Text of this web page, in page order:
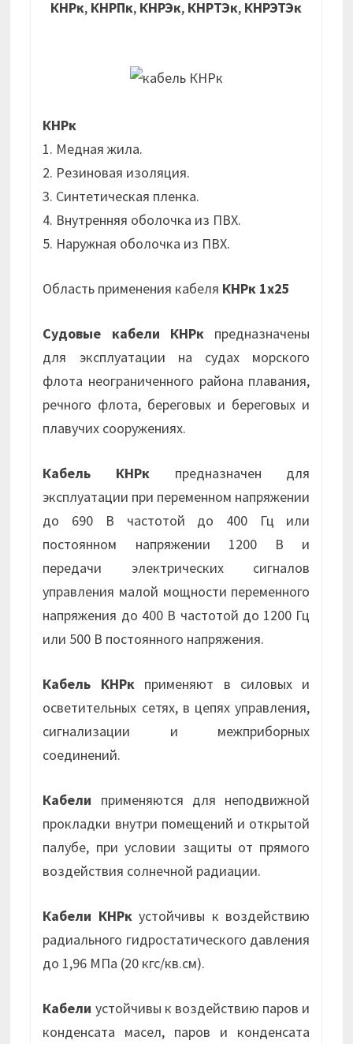
КНРк, КНРПк, КНРЭк, КНРТЭк, КНРЭТЭк
КНРк
1. Медная жила.
2. Резиновая изоляция.
3. Синтетическая пленка.
4. Внутренняя оболочка из ПВХ.
5. Наружная оболочка из ПВХ.
Область применения кабеля КНРк 1х25
Судовые кабели КНРк предназначены
для эксплуатации на судах морского
флота неограниченного района плавания,
речного флота, береговых и береговых и
плавучих сооружениях.
Кабель КНРк предназначен для
эксплуатации при переменном напряжении
до 690 В частотой до 400 Гц или
постоянном напряжении 1200 В и
передачи электрических сигналов
управления малой мощности переменного
напряжения до 400 В частотой до 1200 Гц
или 500 В постоянного напряжения.
Кабель КНРкприменяют в силовых и
осветительных сетях, в цепях управления,
сигнализации и межприборных
соединений.
Кабели применяются для неподвижной
прокладки внутри помещений и открытой
палубе, при условии защиты от прямого
воздействия солнечной радиации.
Кабели КНРкустойчивы к воздействию
радиального гидростатического давления
до 1,96 МПа (20 кгс/кв.см).
Кабели устойчивы к воздействию паров и
конденсата масел, паров и конденсата